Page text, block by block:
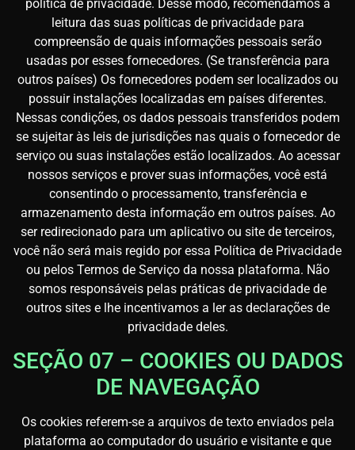
política de privacidade. Desse modo, recomendamos a
leitura das suas políticas de privacidade para
compreensão de quais informações pessoais serão
usadas por esses fornecedores. (Se transferência para
outros países) Os fornecedores podem ser localizados ou
possuir instalações localizadas em países diferentes.
Nessas condições, os dados pessoais transferidos podem
se sujeitar às leis de jurisdições nas quais o fornecedor de
serviço ou suas instalações estão localizados. Ao acessar
nossos serviços e prover suas informações, você está
consentindo o processamento, transferência e
armazenamento desta informação em outros países. Ao
ser redirecionado para um aplicativo ou site de terceiros,
você não será mais regido por essa Política de Privacidade
ou pelos Termos de Serviço da nossa plataforma. Não
somos responsáveis pelas práticas de privacidade de
outros sites e lhe incentivamos a ler as declarações de
privacidade deles.
SEÇÃO 07 – COOKIES OU DADOS
DE NAVEGAÇÃO
Os cookies referem-se a arquivos de texto enviados pela
plataforma ao computador do usuário e visitante e que